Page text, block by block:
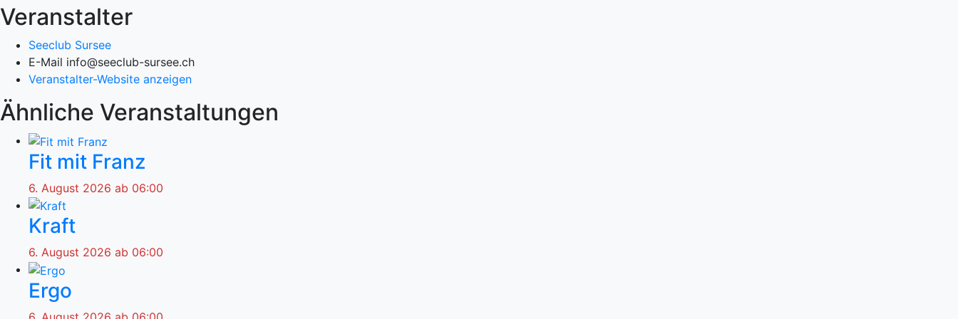
Veranstalter
Seeclub Sursee
E-Mail info@seeclub-sursee.ch
Veranstalter-Website anzeigen
Ähnliche Veranstaltungen
Fit mit Franz
6. August 2026 ab 06:00
Kraft
6. August 2026 ab 06:00
Ergo